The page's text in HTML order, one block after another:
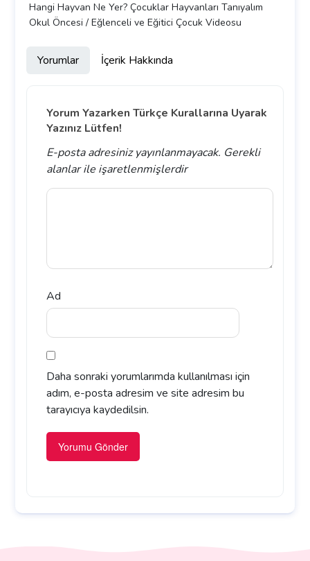
Hangi Hayvan Ne Yer? Çocuklar Hayvanları Tanıyalım
Okul Öncesi / Eğlenceli ve Eğitici Çocuk Videosu
Yorumlar İçerik Hakkında
Yorum Yazarken Türkçe Kurallarına Uyarak
Yazınız Lütfen!
E-posta adresiniz yayınlanmayacak. Gerekli
alanlarile işaretlenmişlerdir
Ad
Daha sonraki yorumlarımda kullanılması için
adım, e-posta adresim ve site adresim bu
tarayıcıya kaydedilsin.